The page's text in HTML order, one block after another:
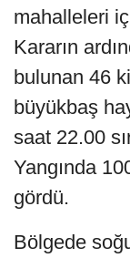
mahalleleri
Kararın
bulunan 46
büyükbaş
saat 22.00
Yangında
gördü.
Bölgede